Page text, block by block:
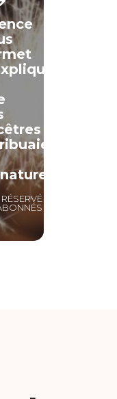
RÉSERVÉ